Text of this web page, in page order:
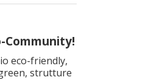
Community!
eco-friendly,
strutture